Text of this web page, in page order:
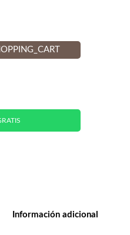
Información adicional